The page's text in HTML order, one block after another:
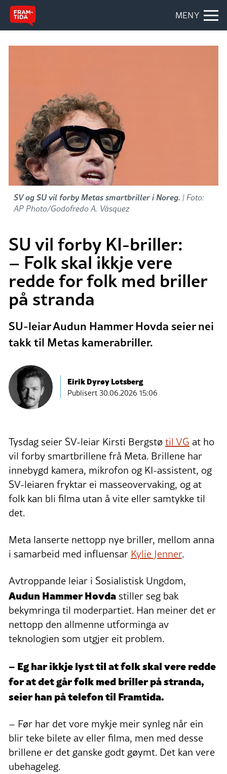
MENY
SV og SU vil forby Metas smartbriller i Noreg. | Foto:
AP Photo/Godofredo A. Vásquez
SU vil forby KI-briller:
– Folk skal ikkje vere
redde for folk med briller
på stranda
SU-leiar Audun Hammer Hovda seier nei
takk til Metas kamerabriller.
Eirik Dyrøy Lotsberg
Publisert30.06.2026 15:06
Tysdag seier SV-leiar Kirsti Bergstøtil VG at ho
vil forby smartbrillene frå Meta. Brillene har
innebygd kamera, mikrofon og KI-assistent, og
SV-leiaren fryktar ei masseovervaking, og at
folk kan bli filma utan å vite eller samtykke til
det.
Meta lanserte nettopp nye briller, mellom anna
i samarbeid med influensar Kylie Jenner.
Avtroppande leiar i Sosialistisk Ungdom,
Audun Hammer Hovda stiller seg bak
bekymringa til moderpartiet. Han meiner det er
nettopp den allmenne utforminga av
teknologien som utgjer eit problem.
– Eg har ikkje lyst til at folk skal vere redde
for at det går folk med briller på stranda,
seier han på telefon til Framtida.
– Før har det vore mykje meir synleg når ein
blir teke bilete av eller filma, men med desse
brillene er det ganske godt gøymt. Det kan vere
ubehageleg.